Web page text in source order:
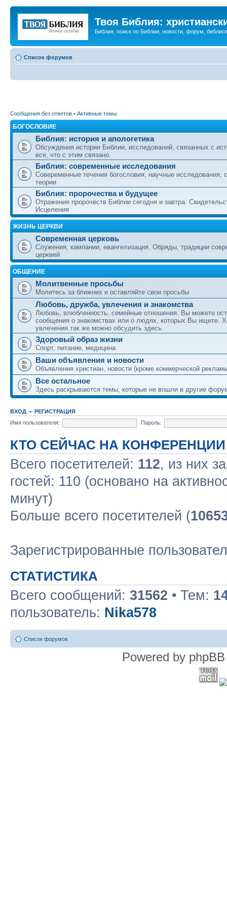
Твоя Библия:
Библия, поиск по Библии, новости, форум,
Список форумов
Сообщения без ответов • Активные темы
БОГОСЛОВИЕ
Библия: история и апологетика
Обсуждения истории Библии, исследований, связанных с
все, что с этим связано.
Библия: современные исследования
Совеременные течения богословия, научные исследования,
теории
Библия: пророчества и будущее
Отражения пророчеств Библии сегодня и завтра.
Исцеления
ЖИЗНЬ ЦЕРКВИ
Современная церковь
Служения, кампании, евангелизация. Обряды, традиции
церквей
ОБЩЕНИЕ
Молитвенные просьбы
Молитесь за ближних и оставляйте свои просьбы
Любовь, дружба, увлечения и знакомства
Любовь, влюбленность, семейные отношения. Вы можете
сообщения о знакомствах или о людях, которых Вы ищете.
увлечения так же можно обсудить здесь.
Здоровый образ жизни
Спорт, питание, медицина
Ваши объявления и новости
Объявления христиан, новости (кроме коммерческой
Все остальное
Здесь раскрываются темы, которые не вошли в другие
ВХОД • РЕГИСТРАЦИЯ
Имя пользователя:
Пароль:
КТО СЕЙЧАС НА КОНФЕРЕНЦИИ
Всего посетителей: 112, из них
гостей: 110 (основано на
минут)
Больше всего посетителей (
Зарегистрированные
СТАТИСТИКА
Всего сообщений: 31562 • Тем:
пользователь: Nika578
Список форумов
Powered by